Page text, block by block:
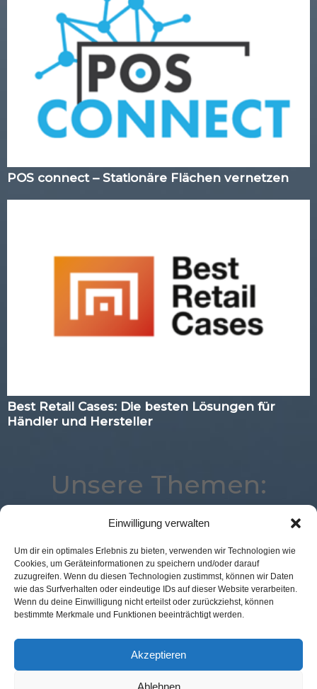
Einwilligung verwalten
Um dir ein optimales Erlebnis zu bieten, verwenden wir Technologien wie
Cookies, um Geräteinformationen zu speichern und/oder darauf
zuzugreifen. Wenn du diesen Technologien zustimmst, können wir Daten
wie das Surfverhalten oder eindeutige IDs auf dieser Website verarbeiten.
Wenn du deine Einwilligung nicht erteilst oder zurückziehst, können
bestimmte Merkmale und Funktionen beeinträchtigt werden.
Akzeptieren
Ablehnen
POS connect – Stationäre Flächen vernetzen
Best Retail Cases: Die besten Lösungen für
Händler und Hersteller
Unsere Themen:
Corona Loyalty Kassenlose Läden
Voice
Payment
Commerce Analytics
Advertising
Studie
Mobile Location
Logistik
Augmented Reality
Best Retail Cases
Künstliche Intelligenz